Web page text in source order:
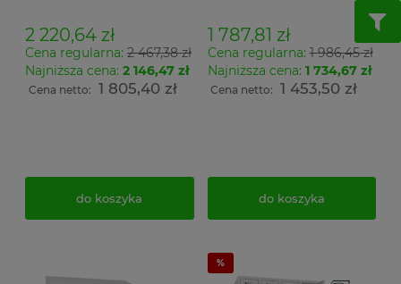
P 433 i daszkiem
skośnym wymiar
239x120x74,5cm
2 220,64 zł
Cena regularna: 2 467,38 zł
Najniższa cena: 2 146,47 zł
Cena netto: 1 805,40 zł
do koszyka
340 wymiar
194x120x50cm
1 787,81 zł
Cena regularna:1 986,45 zł
Najniższa cena: 1 734,67 zł
Cena netto: 1 453,50 zł
do koszyka